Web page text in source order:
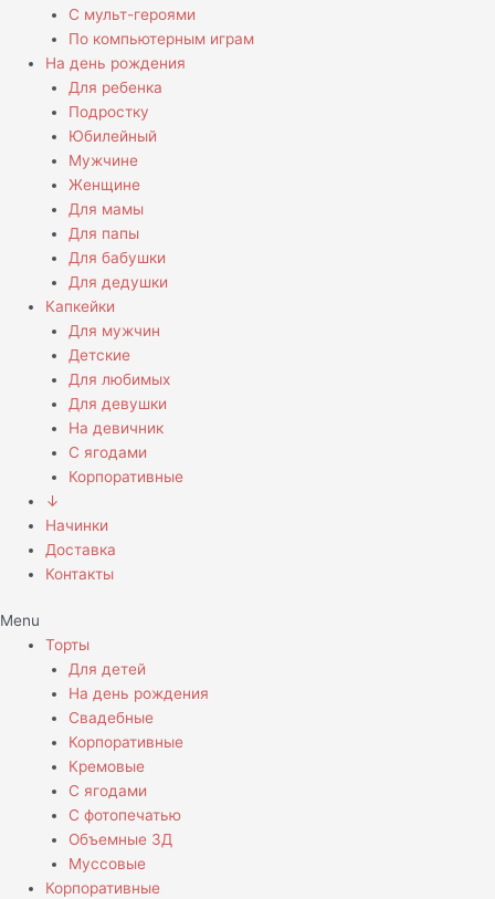
С мульт-героями
По компьютерным играм
На день рождения
Для ребенка
Подростку
Юбилейный
Мужчине
Женщине
Для мамы
Для папы
Для бабушки
Для дедушки
Капкейки
Для мужчин
Детские
Для любимых
Для девушки
На девичник
С ягодами
Корпоративные
↓
Начинки
Доставка
Контакты
Menu
Торты
Для детей
На день рождения
Свадебные
Корпоративные
Кремовые
С ягодами
С фотопечатью
Объемные 3Д
Муссовые
Корпоративные